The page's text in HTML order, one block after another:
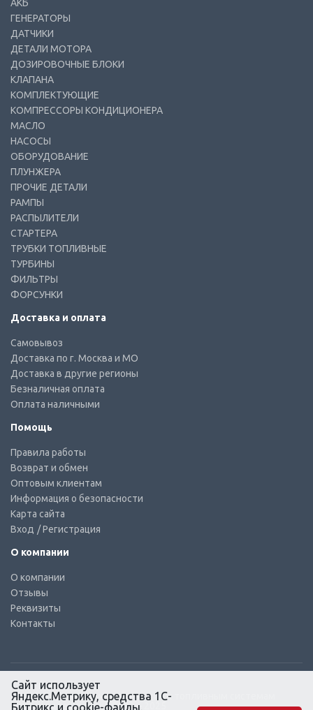
АКБ
ГЕНЕРАТОРЫ
ДАТЧИКИ
ДЕТАЛИ МОТОРА
ДОЗИРОВОЧНЫЕ БЛОКИ
КЛАПАНА
КОМПЛЕКТУЮЩИЕ
КОМПРЕССОРЫ КОНДИЦИОНЕРА
МАСЛО
НАСОСЫ
ОБОРУДОВАНИЕ
ПЛУНЖЕРА
ПРОЧИЕ ДЕТАЛИ
РАМПЫ
РАСПЫЛИТЕЛИ
СТАРТЕРА
ТРУБКИ ТОПЛИВНЫЕ
ТУРБИНЫ
ФИЛЬТРЫ
ФОРСУНКИ
Доставка и оплата
Самовывоз
Доставка по г. Москва и МО
Доставка в другие регионы
Безналичная оплата
Оплата наличными
Помощь
Правила работы
Возврат и обмен
Оптовым клиентам
Информация о безопасности
Карта сайта
Вход / Регистрация
О компании
О компании
Отзывы
Реквизиты
Контакты
© КТС-Дизель – Комплектующие к топливным системам
Все права защищены, 2003 – 2025
Сайт использует
Яндекс.Метрику, средства 1С-
Битрикс и cookie-файлы.